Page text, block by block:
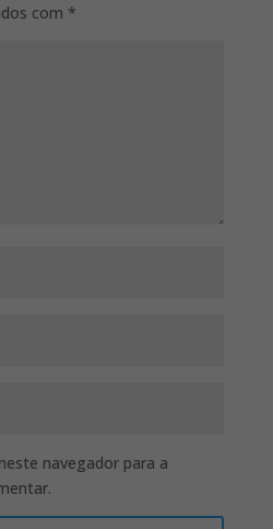
com *
navegador para a